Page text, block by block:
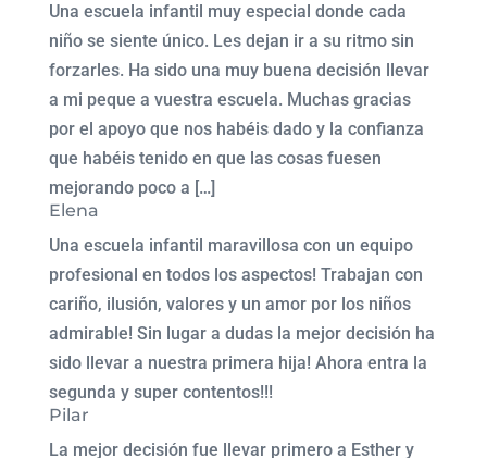
Una escuela infantil muy especial donde cada
niño se siente único. Les dejan ir a su ritmo sin
forzarles. Ha sido una muy buena decisión llevar
a mi peque a vuestra escuela. Muchas gracias
por el apoyo que nos habéis dado y la confianza
que habéis tenido en que las cosas fuesen
mejorando poco a […]
Elena
Una escuela infantil maravillosa con un equipo
profesional en todos los aspectos! Trabajan con
cariño, ilusión, valores y un amor por los niños
admirable! Sin lugar a dudas la mejor decisión ha
sido llevar a nuestra primera hija! Ahora entra la
segunda y super contentos!!!
Pilar
La mejor decisión fue llevar primero a Esther y